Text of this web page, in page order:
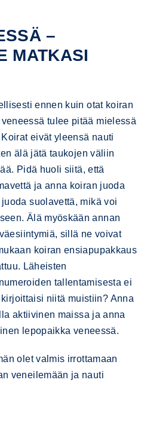
–
MATKASI
ennen kuin otat koiran
tulee pitää mielessä
eivät yleensä nauti
älä jätä taukojen väliin
Pidä huoli siitä, että
ja anna koiran juoda
suolavettä, mikä voi
Älä myöskään annan
sillä ne voivat
koiran ensiapupakkaus
Läheisten
tallentamisesta ei
niitä muistiin? Anna
aktiivinen maissa ja anna
lepopaikka veneessä.
olet valmis irrottamaan
veneilemään ja nauti